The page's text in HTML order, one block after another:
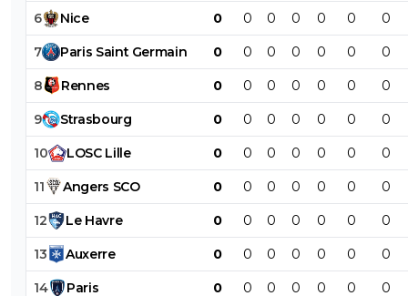
6 Nice 0 0 0 0 0 0 0
7 Paris Saint Germain 0 0 0 0 0 0 0
8 Rennes 0 0 0 0 0 0 0
9 Strasbourg 0 0 0 0 0 0 0
10 LOSC Lille 0 0 0 0 0 0 0
11 Angers SCO 0 0 0 0 0 0 0
12 Le Havre 0 0 0 0 0 0 0
13 Auxerre 0 0 0 0 0 0 0
14 Paris 0 0 0 0 0 0 0